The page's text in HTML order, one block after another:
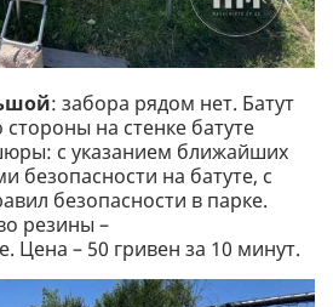
: забора рядом нет. Батут
на стенке батуте
с указанием ближайших
безопасности на батуте, с
безопасности в парке.
резины –
Цена – 50 гривен за 10 минут.